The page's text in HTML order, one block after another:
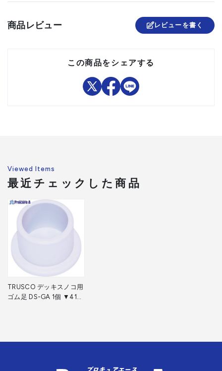
は、コーナー補強用に2セッ
ネジセット、ゴム足は含まれ
ていません。別途必要です。
商品レビュー レビューを書く
この商品をシェアする
Viewed Items
最近チェックした商品
TRUSCO デッキスノコ用
ゴム足 DS-GA 1個 ▼416-